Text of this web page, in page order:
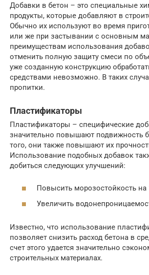
Добавки в бетон – это специальные
продукты, которые добавляют в
Обычно их используют во время
или же при застывании с основным
преимуществам использования
отменить полную защиту смеси по
уже созданную конструкцию
средствами невозможно. В таких
пропитки.
Пластификаторы
Пластификаторы – специфические
значительно повышают подвижность
того, они также повышают их
Использование подобных добавок
добиться следующих улучшений:
Повысить морозостойкость на
Увеличить
Известно, что использование
позволяет снизить расход бетона в
счет этого удается значительно
строительных материалах.